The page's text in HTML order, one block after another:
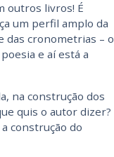
outros livros! É
um perfil amplo da
das cronometrias – o
e aí está a
na construção dos
quis o autor dizer?
construção do